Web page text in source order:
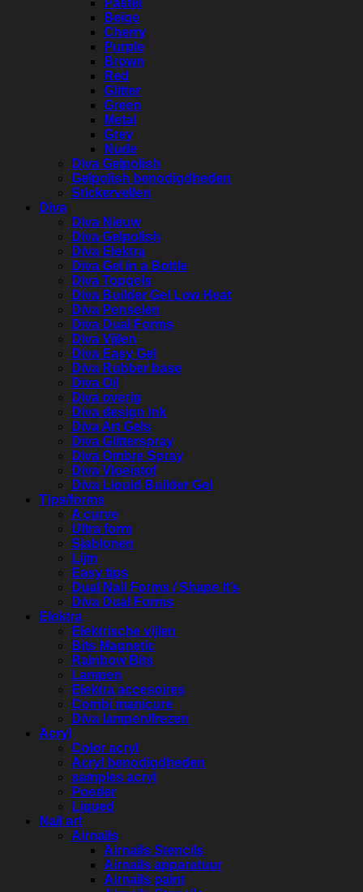
Beige
Cherry
Purple
Brown
Red
Glitter
Green
Metal
Grey
Nude
Diva Gelpolish
Gelpolish benodigdheden
Stickervellen
Diva
Diva Nieuw
Diva Gelpolish
Diva Elektra
Diva Gel in a Bottle
Diva Topgels
Diva Builder Gel Low Heat
Diva Penselen
Diva Dual Forms
Diva Vijlen
Diva Easy Gel
Diva Rubber base
Diva Oil
Diva overig
Diva design ink
Diva Art Gels
Diva Glitterspray
Diva Ombre Spray
Diva Vloeistof
Diva Liquid Builder Gel
Tips/forms
A curve
Ultra form
Sjablonen
Lijm
Easy tips
Dual Nail Forms / Shape It’s
Diva Dual Forms
Elektra
Elektrische vijlen
Bits Magnetic
Rainbow Bits
Lampen
Elektra accesoires
Combi manicure
Diva lampen/frezen
Acryl
Color acryl
Acryl benodigdheden
samples acryl
Poeder
Liqued
Nail art
Airnails
Airnails Stencils
Airnails apparatuur
Airnails paint